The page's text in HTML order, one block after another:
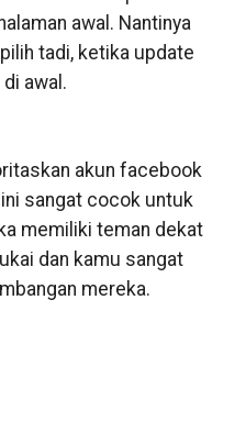
awal. Nantinya
tadi, ketika update
awal.
akun facebook
sangat cocok untuk
memiliki teman dekat
dan kamu sangat
mereka.